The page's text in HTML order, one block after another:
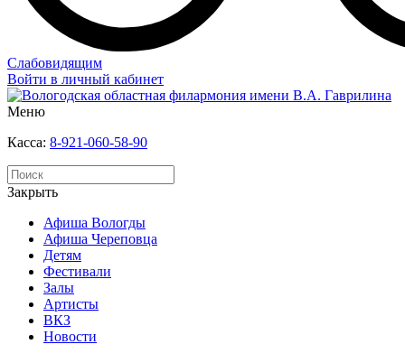
Слабовидящим
Войти в личный кабинет
Меню
Касса: 8-921-060-58-90
Закрыть
Афиша Вологды
Афиша Череповца
Детям
Фестивали
Залы
Артисты
ВКЗ
Новости